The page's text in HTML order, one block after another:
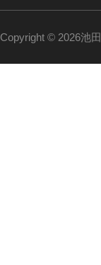
Copyright © 2026池